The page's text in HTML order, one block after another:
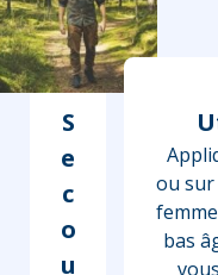
S
e
c
o
u
ou sur
bas